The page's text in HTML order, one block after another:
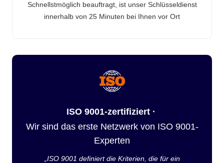
Schnellstmöglich beauftragt, ist unser Schlüsseldienst
innerhalb von 25 Minuten bei Ihnen vor Ort
ISO 9001-zertifiziert ·
Wir sind das erste Netzwerk von ISO 9001-
Experten
„ISO 9001 definiert die Kriterien, die für ein